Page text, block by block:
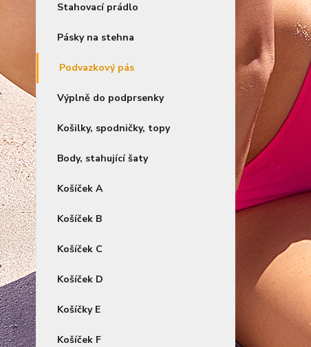
Stahovací prádlo
Pásky na stehna
Podvazkový pás
Výplně do podprsenky
Košilky, spodničky, topy
Body, stahující šaty
Košíček A
Košíček B
Košíček C
Košíček D
Košíčky E
Košíček F